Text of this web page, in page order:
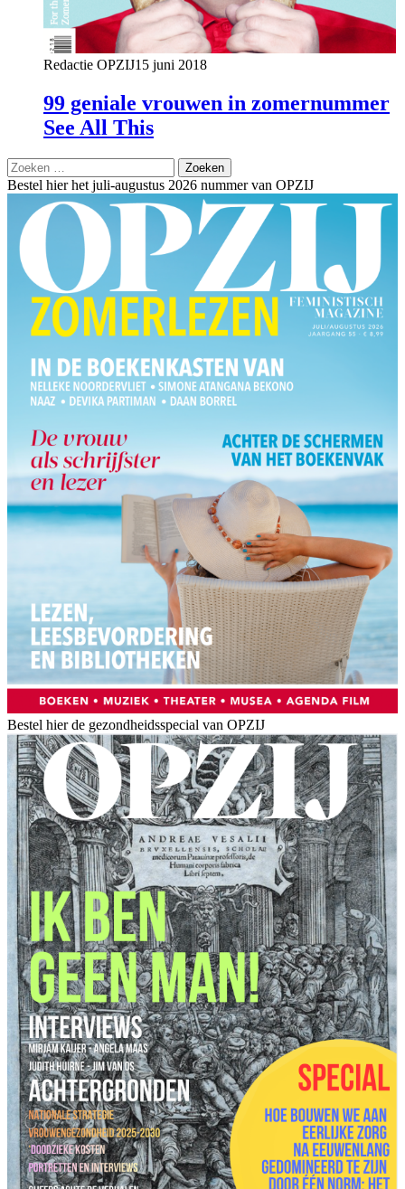
Redactie OPZIJ15 juni 2018
99 geniale vrouwen in zomernummer
See All This
Zoeken
naar:
Bestel hier het juli-augustus 2026 nummer van OPZIJ
Bestel hier de gezondheidsspecial van OPZIJ